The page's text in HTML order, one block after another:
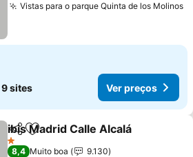
Vistas para o parque Quinta de los Molinos
9 sites Ver preços
PartilharAdicionar aos favoritos
ibis Madrid Calle Alcalá
1 Estrelas
8,4 Muito boa
9.130